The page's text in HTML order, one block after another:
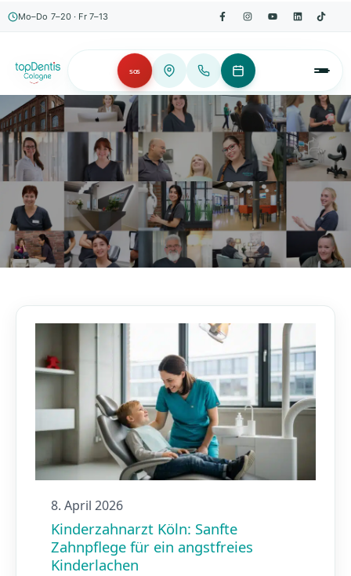
Mo–Do 7–20 · Fr 7–13
SOS
Unser Blog
8. April 2026
Kinderzahnarzt Köln: Sanfte
Zahnpflege für ein angstfreies
Kinderlachen